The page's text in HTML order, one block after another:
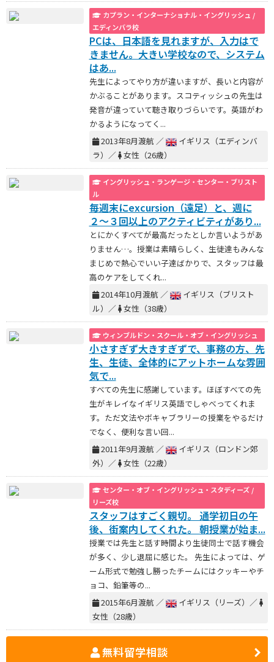
カプラン・インターナショナル・イングリッシュ /
エディンバラ校
PCは、日本語を見れますが、入力はで
きません。大きい学校なので、システム
はあ...
先生によってやり方が違いますが、長いと内容が
かぶることがあります。スコティッシュの先生は
発音が違っていて聴き取りづらいです。英語がわ
かるようになってく...
2013年8月渡航 ／
イギリス（エディンバ
ラ）／ 女性（26歳）
イングリッシュ・ランゲージ・センター・ブリスト
ル
毎週末にexcursion（遠足）と、週に
２〜３回以上のアクティビティがあり...
とにかくすべてが最高だったとしか言いようがあ
りません…。授業は素晴らしく、生徒達もみんな
まじめで熱心でいい子達ばかりで、スタッフは最
高のケアをしてくれ...
2014年10月渡航 ／
イギリス（ブリスト
ル）／ 女性（38歳）
ウィンブルドン・スクール・オブ・イングリッシュ
小さすぎず大きすぎずで、事務の方、先
生、生徒、全体的にアットホームな雰囲
気で...
すべての先生に感謝しています。ほぼすべての先
生がキレイなイギリス英語でしゃべってくれま
す。ただ文法やボキャブラリーの授業をやるだけ
でなく、便利な言い回...
2011年9月渡航 ／
イギリス（ロンドン郊
外）／ 女性（22歳）
センター・オブ・イングリッシュ・スタディーズ /
リーズ校
スタッフはすごく親切。 通学初日の午
後、街案内してくれた。 朝授業が始ま...
授業では先生と話す時間より生徒同士で話す機会
が多く、少し退屈に感じた。 先生によっては、ゲ
ーム形式で勉強し勝ったチームにはクッキーやチ
ョコ、鉛筆等の...
2015年6月渡航 ／
イギリス（リーズ）／
女性（28歳）
無料留学相談